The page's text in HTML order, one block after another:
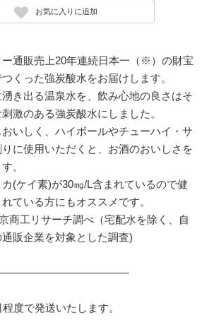
お気に入りに追加
ー通販売上20年連続日本一（※）の財宝
くった強炭酸水をお届けします。
き出る温泉水を、飲み心地の良さはそ
激のある強炭酸水にしました。
いしく、ハイボールやチューハイ・サ
に使用いただくと、お酒のおいしさを
。
(ケイ素)が30㎎/L含まれているので健
ている方にもオススメです。
工リサーチ調べ（宅配水を除く、自
販企業を対象とした調査)
度で発送いたします。